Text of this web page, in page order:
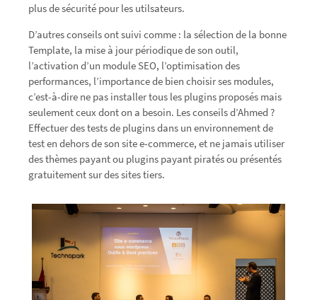
plus de sécurité pour les utilsateurs.
D’autres conseils ont suivi comme : la sélection de la bonne
Template, la mise à jour périodique de son outil,
l’activation d’un module SEO, l’optimisation des
performances, l’importance de bien choisir ses modules,
c’est-à-dire ne pas installer tous les plugins proposés mais
seulement ceux dont on a besoin. Les conseils d’Ahmed ?
Effectuer des tests de plugins dans un environnement de
test en dehors de son site e-commerce, et ne jamais utiliser
des thèmes payant ou plugins payant piratés ou présentés
gratuitement sur des sites tiers.